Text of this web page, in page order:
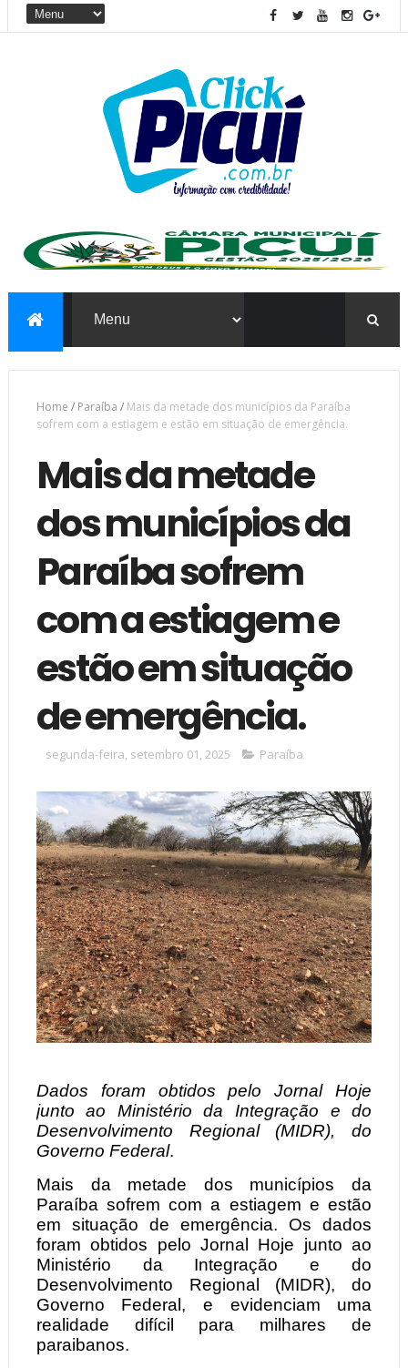
Home / Paraíba / Mais da metade dos municípios da Paraíba
sofrem com a estiagem e estão em situação de emergência.
Mais da metade
dos municípios da
Paraíba sofrem
com a estiagem e
estão em situação
de emergência.
segunda-feira, setembro 01, 2025 Paraíba
Dados foram obtidos pelo Jornal Hoje
junto ao Ministério da Integração e do
Desenvolvimento Regional (MIDR), do
Governo Federal.
Mais da metade dos municípios da
Paraíba sofrem com a estiagem e estão
em situação de emergência. Os dados
foram obtidos pelo Jornal Hoje junto ao
Ministério da Integração e do
Desenvolvimento Regional (MIDR), do
Governo Federal, e evidenciam uma
realidade difícil para milhares de
paraibanos.